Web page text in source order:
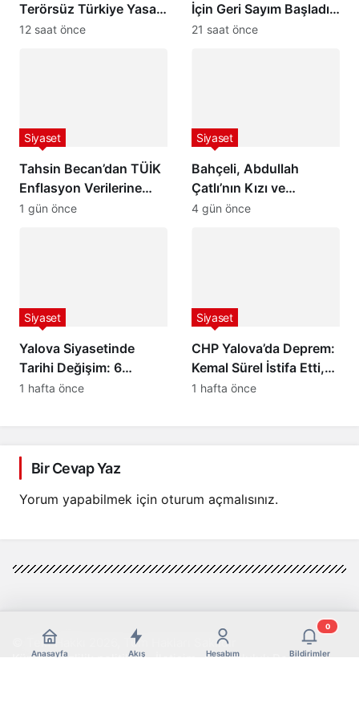
Terörsüz Türkiye Yasası
İçin 10 Kritik Soru
12 saat önce
İçin Geri Sayım Başladı:
Davetiye Devlet
21 saat önce
Tahsin Becan’dan TÜİK
Enflasyon Verilerine
Sert Tepki: “Düşen
Siyaset
1 gün önce
Bahçeli, Abdullah
Çatlı’nın Kızı ve
Torununu Kabul Etti:
Siyaset
4 gün önce
Yalova Siyasetinde
Tarihi Değişim: 6
Belediye Başkanı Yeni
Siyaset
1 hafta önce
CHP Yalova’da Deprem:
Kemal Sürel İstifa Etti,
Yeni Partiye Katıldı
Siyaset
1 hafta önce
Bir Cevap Yaz
Yorum yapabilmek için oturum açmalısınız.
Anasayfa Akış Hesabım Bildirimler
0
© Telif Hakkı 2026, Tüm Hakları Saklıdır
Künye Gizlilik politikası Sorumluluk Reddi